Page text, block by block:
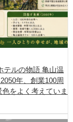
テルの物語 亀山温
年、創業100周
をよく考えていま